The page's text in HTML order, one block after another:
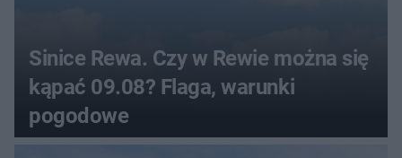
Sinice Rewa. Czy w Rewie można się
kąpać 09.08? Flaga, warunki
pogodowe